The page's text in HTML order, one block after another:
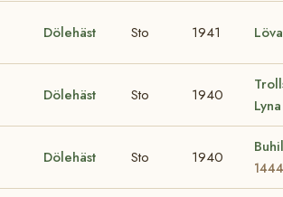
Dölehäst Sto 1941
Dölehäst Sto 1940
Dölehäst Sto 1940